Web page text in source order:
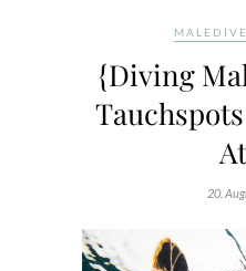
{Diving
20.